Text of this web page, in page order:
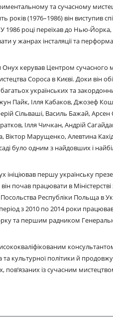
та сучасному
років (1976–1986) він виступив
У 1986 році переїхав до Нью-
у жанрах інсталяції та
Онух керував Центром сучасного
Сороса в Києві. Доки він
багатьох українських та
Пайк, Ілля Кабаков, Джозеф
Сільваші, Василь Бажай,
Ілля Чичкан, Андрій
Марущенко, Алевтина
було одним з найдовших і
ініціював першу українську
він почав працювати в
Республіки Польща в
період з 2010 по 2014 роки
та першим радником
та культурної політики й
пов’язаних із сучасним